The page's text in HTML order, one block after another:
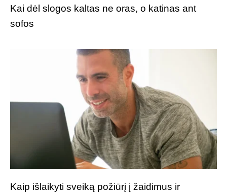
Kai dėl slogos kaltas ne oras, o katinas ant
sofos
Kaip išlaikyti sveiką požiūrį į žaidimus ir